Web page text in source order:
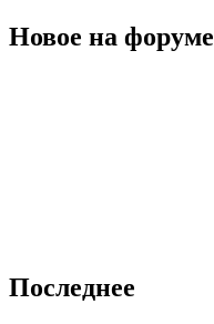
Новое на форуме
Последнее